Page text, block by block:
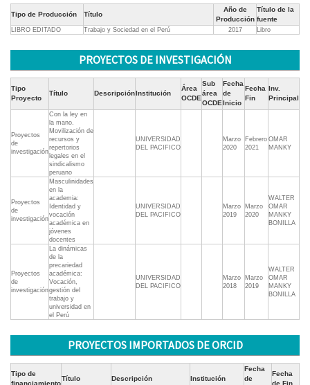
Tipo de Producción Título
Año de
Producción
Título de la
fuente
LIBRO EDITADO Trabajo y Sociedad en el Perú 2017 Libro
PROYECTOS DE INVESTIGACIÓN
Tipo
Proyecto
Título DescripciónInstitución
Área
OCDE
Sub
área
OCDE
Fecha
de
Inicio
Fecha
Fin
Inv.
Principal
Proyectos
de
investigación
Con la ley en
la mano.
Movilización de
recursos y
repertorios
legales en el
sindicalismo
peruano
UNIVERSIDAD
DEL PACIFICO
Marzo
2020
Febrero
2021
OMAR
MANKY
Proyectos
de
investigación
Masculinidades
en la
academia:
Identidad y
vocación
académica en
jóvenes
docentes
UNIVERSIDAD
DEL PACIFICO
Marzo
2019
Marzo
2020
WALTER
OMAR
MANKY
BONILLA
Proyectos
de
investigación
La dinámicas
de la
precariedad
académica:
Vocación,
gestión del
trabajo y
universidad en
el Perú
UNIVERSIDAD
DEL PACIFICO
Marzo
2018
Marzo
2019
WALTER
OMAR
MANKY
BONILLA
PROYECTOS IMPORTADOS DE ORCID
Tipo de
financiamiento
Título Descripción Institución
Fecha
de
Fecha
de Fin